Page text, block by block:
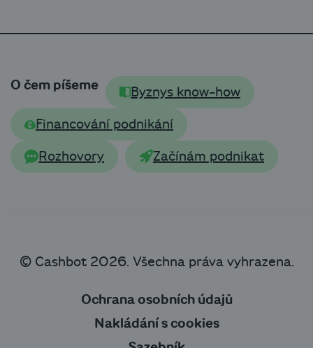
O čem píšeme Byznys know-how
Financování podnikání
Rozhovory Začínám podnikat
© Cashbot 2026. Všechna práva vyhrazena.
Ochrana osobních údajů
Nakládání s cookies